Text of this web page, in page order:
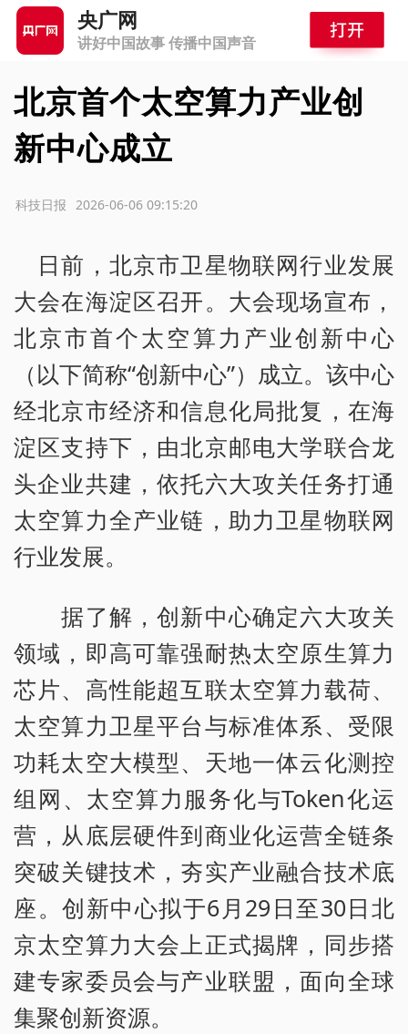
央广网
讲好中国故事 传播中国声音
北京首个太空算力产业创
新中心成立
2026-06-06 09:15:20
科技日报
日前，北京市卫星物联网行业发展
大会在海淀区召开。大会现场宣布，
北京市首个太空算力产业创新中心
（以下简称“创新中心”）成立。该中心
经北京市经济和信息化局批复，在海
淀区支持下，由北京邮电大学联合龙
头企业共建，依托六大攻关任务打通
太空算力全产业链，助力卫星物联网
行业发展。
据了解，创新中心确定六大攻关
领域，即高可靠强耐热太空原生算力
芯片、高性能超互联太空算力载荷、
太空算力卫星平台与标准体系、受限
功耗太空大模型、天地一体云化测控
组网、太空算力服务化与Token化运
营，从底层硬件到商业化运营全链条
突破关键技术，夯实产业融合技术底
座。创新中心拟于6月29日至30日北
京太空算力大会上正式揭牌，同步搭
建专家委员会与产业联盟，面向全球
集聚创新资源。